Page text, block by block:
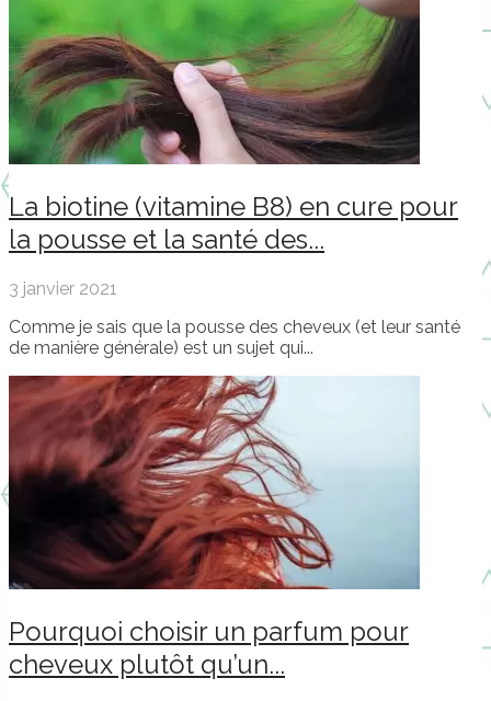
La biotine (vitamine B8) en cure pour
la pousse et la santé des...
3 janvier 2021
Comme je sais que la pousse des cheveux (et leur santé
de manière générale) est un sujet qui...
Pourquoi choisir un parfum pour
cheveux plutôt qu’un...